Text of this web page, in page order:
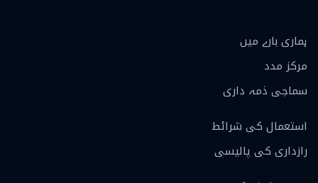
ہماری بارے ميں
مرکز مدد
سماجی ذمہ داری
استعمال کی شرائط
رازداری کی پالیسی